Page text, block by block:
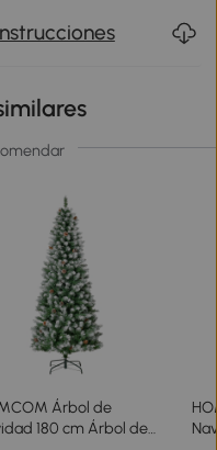
Árbol de
180 cm Árbol de